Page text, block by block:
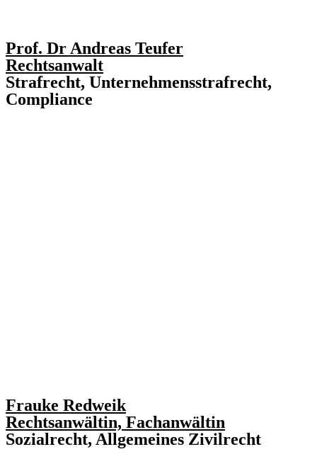
Prof. Dr Andreas Teufer
Rechtsanwalt
Strafrecht, Unternehmensstrafrecht,
Compliance
Frauke Redweik
Rechtsanwältin, Fachanwältin
Sozialrecht, Allgemeines Zivilrecht